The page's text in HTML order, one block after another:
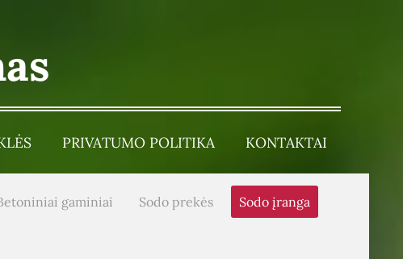
PRIVATUMO POLITIKA KONTAKTAI
gaminiai Sodo prekės
Sodo įranga